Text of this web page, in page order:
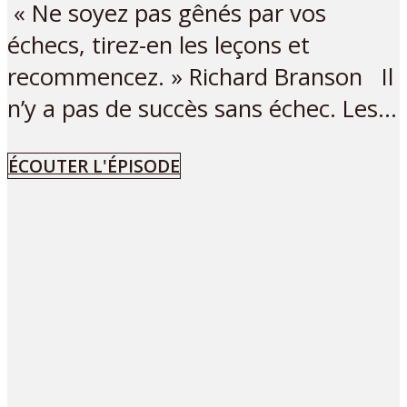
« Ne soyez pas gênés par vos
échecs, tirez-en les leçons et
recommencez. » Richard Branson Il
n’y a pas de succès sans échec. Les...
ÉCOUTER L'ÉPISODE